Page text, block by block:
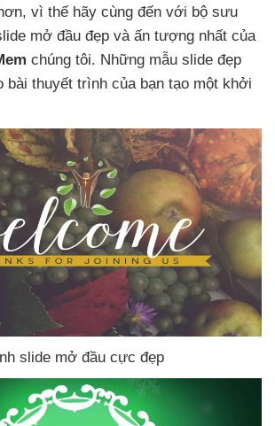
, vì thế hãy cùng đến với bộ sưu
mở đầu đẹp và ấn tượng nhất của
chúng tôi. Những mẫu slide đẹp
bài thuyết trình của bạn tạo một khởi
slide mở đầu cực đẹp